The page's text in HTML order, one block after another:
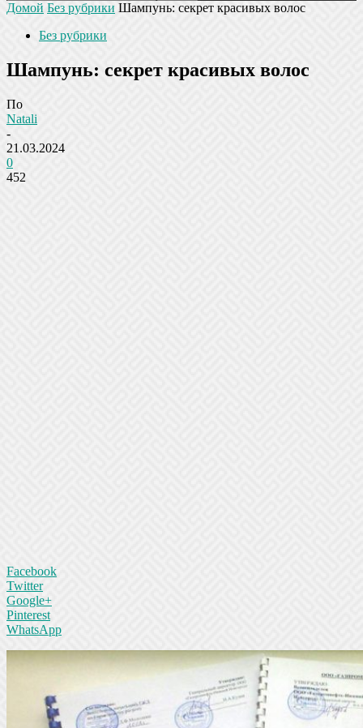
Домой Без рубрики Шампунь: секрет красивых волос
Без рубрики
Шампунь: секрет красивых волос
По
Natali
-
21.03.2024
0
452
Facebook
Twitter
Google+
Pinterest
WhatsApp